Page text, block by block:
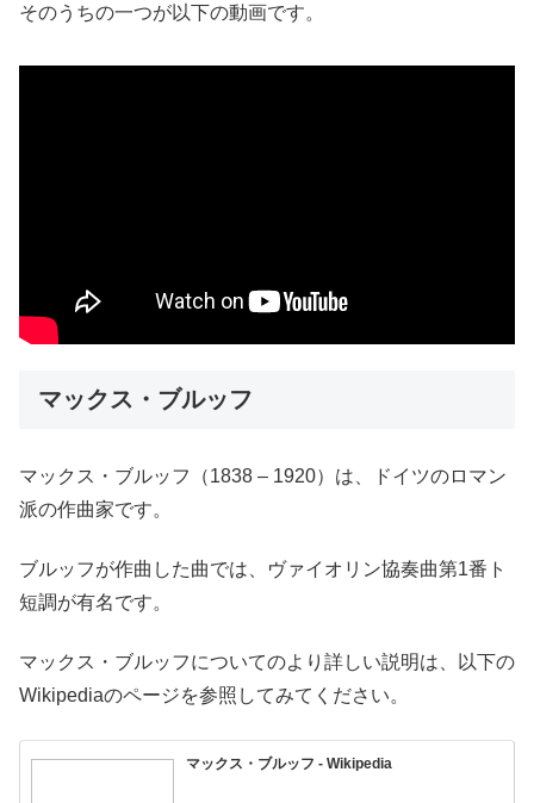
そのうちの一つが以下の動画です。
マックス・ブルッフ
マックス・ブルッフ（1838 – 1920）は、ドイツのロマン
派の作曲家です。
ブルッフが作曲した曲では、ヴァイオリン協奏曲第1番ト
短調が有名です。
マックス・ブルッフについてのより詳しい説明は、以下の
Wikipediaのページを参照してみてください。
マックス・ブルッフ - Wikipedia